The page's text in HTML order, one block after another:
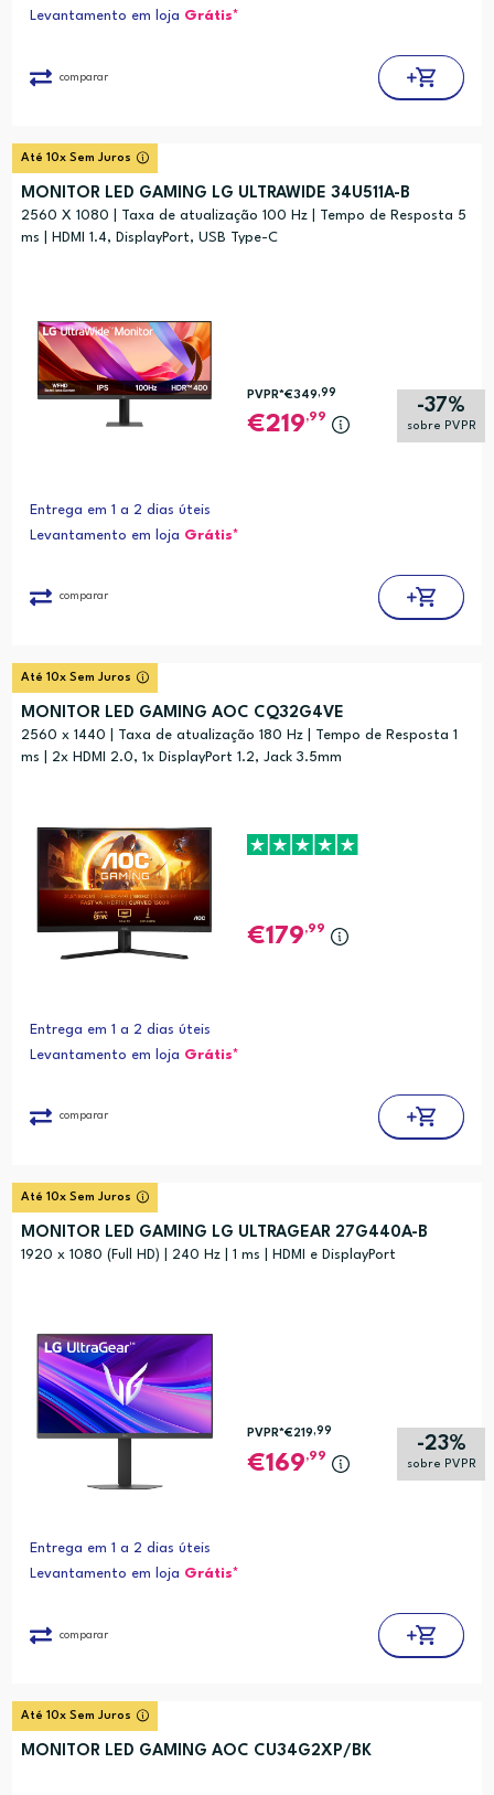
Levantamento em loja Grátis*
comparar
Até 10x Sem Juros
MONITOR LED GAMING LG ULTRAWIDE 34U511A-B
2560 X 1080 | Taxa de atualização 100 Hz | Tempo de Resposta 5
ms | HDMI 1.4, DisplayPort, USB Type-C
-37%
sobre PVPR
PVPR*€349,99
219,99
Entrega em 1 a 2 dias úteis
Levantamento em loja Grátis*
comparar
Até 10x Sem Juros
MONITOR LED GAMING AOC CQ32G4VE
2560 x 1440 | Taxa de atualização 180 Hz | Tempo de Resposta 1
ms | 2x HDMI 2.0, 1x DisplayPort 1.2, Jack 3.5mm
179,99
Entrega em 1 a 2 dias úteis
Levantamento em loja Grátis*
comparar
Até 10x Sem Juros
MONITOR LED GAMING LG ULTRAGEAR 27G440A-B
1920 x 1080 (Full HD) | 240 Hz | 1 ms | HDMI e DisplayPort
-23%
sobre PVPR
PVPR*€219,99
169,99
Entrega em 1 a 2 dias úteis
Levantamento em loja Grátis*
comparar
Até 10x Sem Juros
MONITOR LED GAMING AOC CU34G2XP/BK